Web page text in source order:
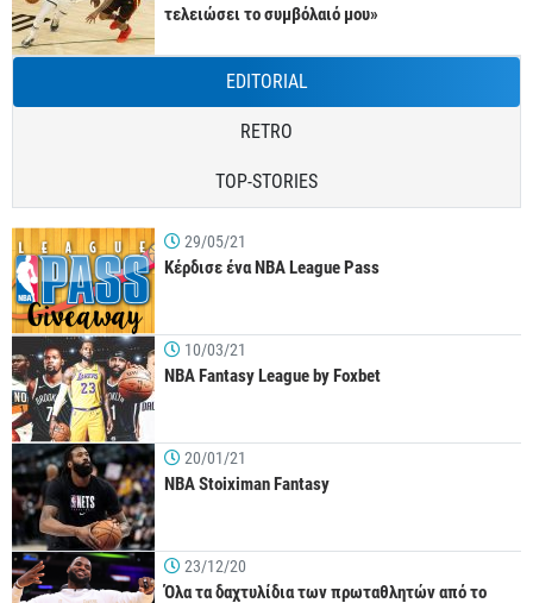
τελειώσει το συμβόλαιό μου»
EDITORIAL
RETRO
TOP-STORIES
29/05/21
Κέρδισε ένα NBA League Pass
10/03/21
NBA Fantasy League by Foxbet
20/01/21
NBA Stoiximan Fantasy
23/12/20
Όλα τα δαχτυλίδια των πρωταθλητών από το